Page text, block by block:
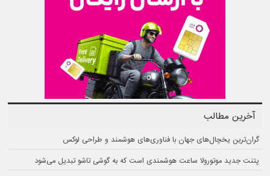
آخرین مطالب
گران‌ترین یخچال‌های جهان با فناوری‌های هوشمند و طراحی لوکس
پتنت جدید موتورولا ساعت هوشمندی است که به گوشی تاشو تبدیل می‌شود